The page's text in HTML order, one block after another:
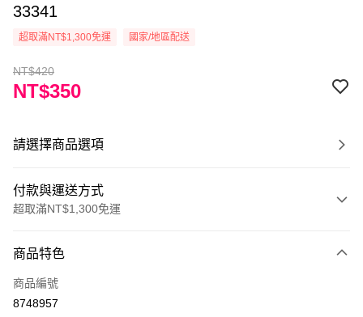
33341
超取滿NT$1,300免運 國家/地區配送
NT$420
NT$350
請選擇商品選項
付款與運送方式
超取滿NT$1,300免運
信用卡一次付款
超商取貨付款
商品特色
商品編號
8748957